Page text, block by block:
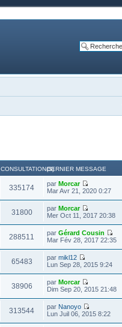
CONSULTATION(S)DERNIER MESSAGE
335174 par Morcar
Mar Avr 21, 2020 0:27
31800 par Morcar
Mer Oct 11, 2017 20:38
288511 par Gérard Cousin
Mar Fév 28, 2017 22:35
65483 par mikl12
Lun Sep 28, 2015 9:24
38906 par Morcar
Dim Sep 20, 2015 21:48
313544 par Nanoyo
Lun Juil 06, 2015 8:22